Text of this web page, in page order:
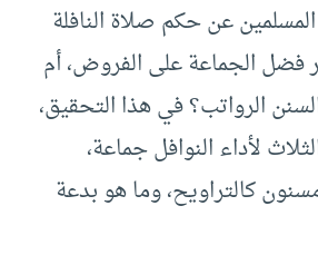
عن حكم صلاة النافلة
الجماعة على الفروض، أم
الرواتب؟ في هذا التحقيق،
لأداء النوافل جماعة،
كالتراويح، وما هو بدعة